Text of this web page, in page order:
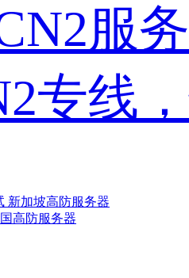
服
专线
新加坡高防服务器
高防服务器